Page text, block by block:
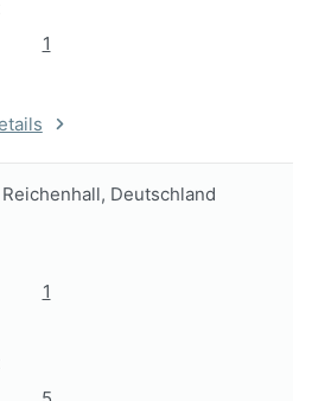
1
Reichenhall, Deutschland
1